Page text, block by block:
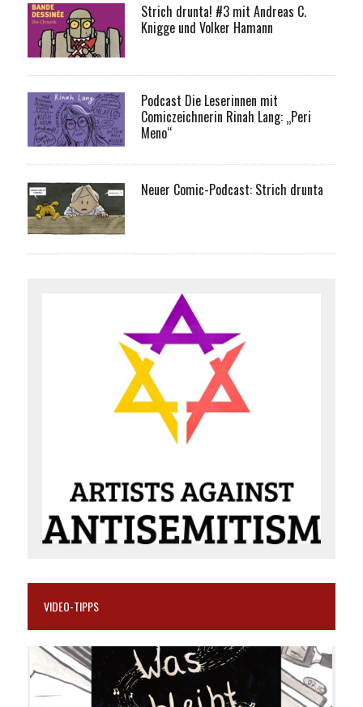
Strich drunta! #3 mit Andreas C.
Knigge und Volker Hamann
Podcast Die Leserinnen mit
Comiczeichnerin Rinah Lang: „Peri
Meno“
Neuer Comic-Podcast: Strich drunta
VIDEO-TIPPS